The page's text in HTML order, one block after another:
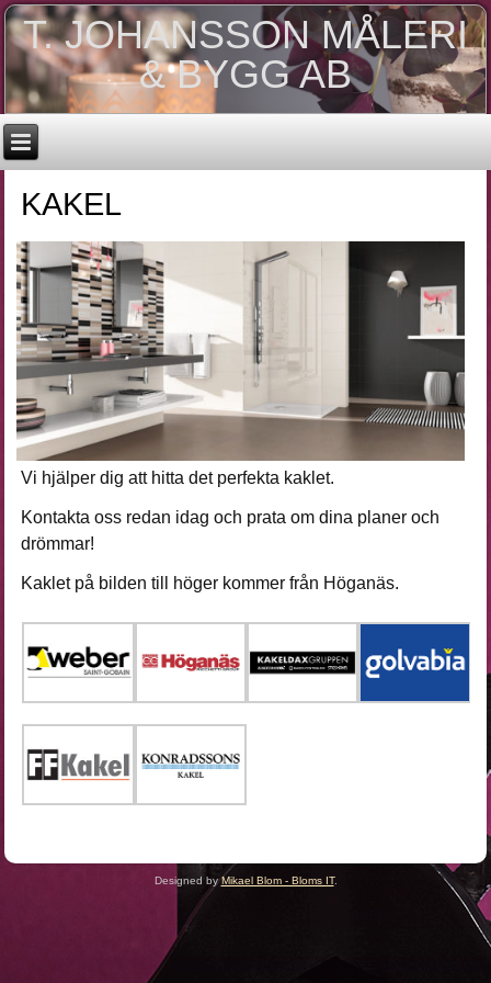
T. JOHANSSON MÅLERI
& BYGG AB
KAKEL
Vi hjälper dig att hitta det perfekta kaklet.
Kontakta oss redan idag och prata om dina planer och
drömmar!
Kaklet på bilden till höger kommer från Höganäs.
Designed byMikael Blom - Bloms IT.